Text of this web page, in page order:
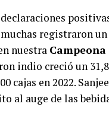
registraron
nuestra
indio creció un
cajas en 2022.
al auge de las